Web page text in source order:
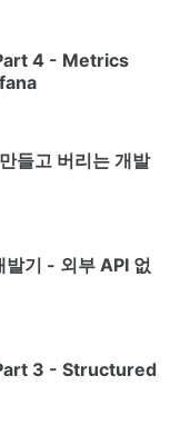
4 - Metrics
들고 버리는 개발
발기 - 외부 API 없
3 - Structured